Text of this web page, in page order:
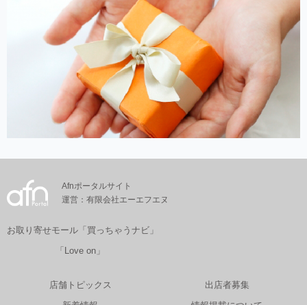
Afnポータルサイト
運営：有限会社エーエフエヌ
お取り寄せモール「買っちゃうナビ」
「Love on」
店舗トピックス
出店者募集